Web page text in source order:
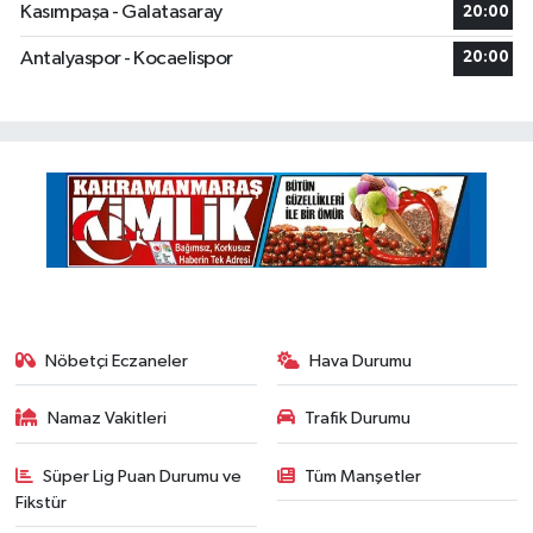
Kasımpaşa - Galatasaray 20:00
Antalyaspor - Kocaelispor 20:00
Nöbetçi Eczaneler Hava Durumu
Namaz Vakitleri Trafik Durumu
Süper Lig Puan Durumu ve
Fikstür
Tüm Manşetler